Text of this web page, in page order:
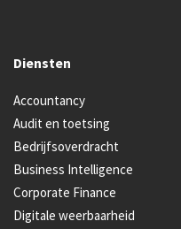
Diensten
Accountancy
Audit en toetsing
Bedrijfsoverdracht
Business Intelligence
Corporate Finance
Digitale weerbaarheid